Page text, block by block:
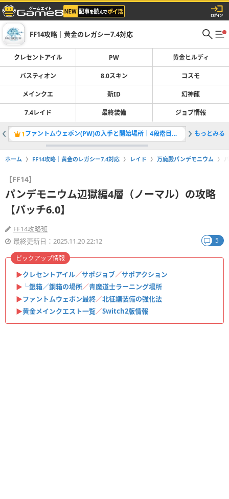
FF14攻略｜黄金のレガシー7.4対応
クレセントアイル PW 黄金ヒルディ
バスティオン 8.0スキン コスモ
メインクエ 新ID 幻神龍
7.4レイド 最終装備 ジョブ情報
1 ファントムウェポン(PW)の入手と開始場所｜4段階目最終強化 2
もっとみる
ホーム FF14攻略｜黄金のレガシー7.4対応 レイド 万魔殿パンデモニウム
【FF14】
パンデモニウム辺獄編4層（ノーマル）の攻略
【パッチ6.0】
FF14攻略班
最終更新日：2025.11.20 22:12
5
▶クレセントアイル／サポジョブ／サポアクション
▶ └銀箱／銅箱の場所／青魔道士ラーニング場所
▶ファントムウェポン最終／北征編装備の強化法
▶黄金メインクエスト一覧／Switch2版情報
ピックアップ情報